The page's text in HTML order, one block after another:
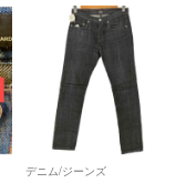
デニム/ジーンズ